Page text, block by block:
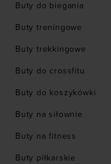
Buty do biegania
Buty treningowe
Buty trekkingowe
Buty do crossfitu
Buty do koszykówki
Buty na siłownie
Buty na fitness
Buty piłkarskie